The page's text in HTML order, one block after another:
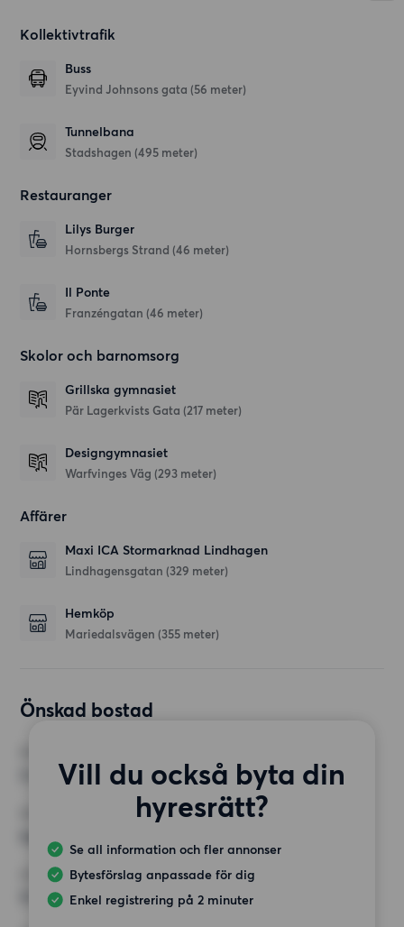
Kollektivtrafik
Buss
Eyvind Johnsons gata (56 meter)
Tunnelbana
Stadshagen (495 meter)
Restauranger
Lilys Burger
Hornsbergs Strand (46 meter)
Il Ponte
Franzéngatan (46 meter)
Skolor och barnomsorg
Grillska gymnasiet
Pär Lagerkvists Gata (217 meter)
Designgymnasiet
Warfvinges Väg (293 meter)
Affärer
Maxi ICA Stormarknad Lindhagen
Lindhagensgatan (329 meter)
Hemköp
Mariedalsvägen (355 meter)
Önskad bostad
Vill du också byta din
hyresrätt?
Se all information och fler annonser
Bytesförslag anpassade för dig
Enkel registrering på 2 minuter
MINST ANTAL KVADRATMETER
HÖGSTA HYRA
17 500 kr